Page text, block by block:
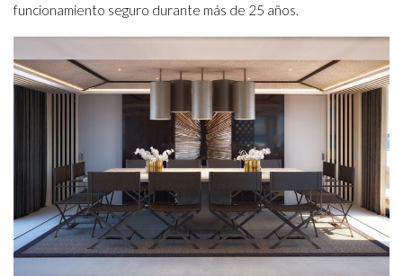
funcionamiento seguro durante más de 25 años.